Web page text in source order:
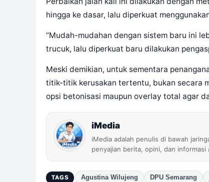
hingga ke dasar, lalu diperkuat
“Mudah-mudahan dengan sistem baru ini
trucuk, lalu diperkuat baru dilakukan
Meski demikian, untuk sementara
titik-titik kerusakan tertentu, bukan secara
opsi betonisasi maupun overlay total agar
iMedia
iMedia adalah penulis di bawah
penyajian berita, opini, dan
TAGS Agustina Wilujeng DPU Semarang